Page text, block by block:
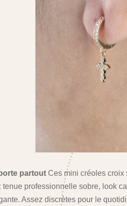
partoutCes mini créoles croix
tenue professionnelle sobre, look
Assez discrètes pour le